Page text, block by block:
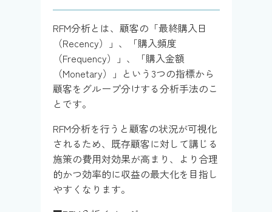
RFM分析とは、顧客の「最終購入日
（Recency）」、「購入頻度
（Frequency）」、「購入金額
（Monetary）」という3つの指標から
顧客をグループ分けする分析手法のこ
とです。
RFM分析を行うと顧客の状況が可視化
されるため、既存顧客に対して講じる
施策の費用対効果が高まり、より合理
的かつ効率的に収益の最大化を目指し
やすくなります。